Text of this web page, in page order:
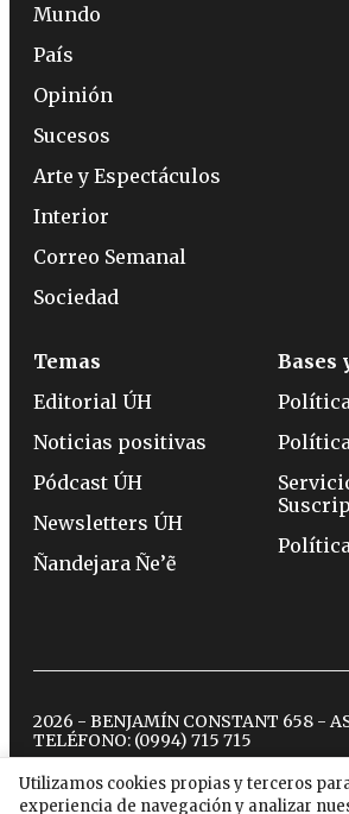
Utilizamos cookies propias y terceros
experiencia de navegación y analizar
Mundo
País
Opinión
Sucesos
Arte y Espectáculos
Interior
Correo Semanal
Sociedad
Temas
Editorial ÚH
Noticias positivas
Pódcast ÚH
Newsletters ÚH
Ñandejara Ñe’ẽ
Bases
2026 - BENJAMÍN CONSTANT 658 -
TELÉFONO: (0994) 715 715